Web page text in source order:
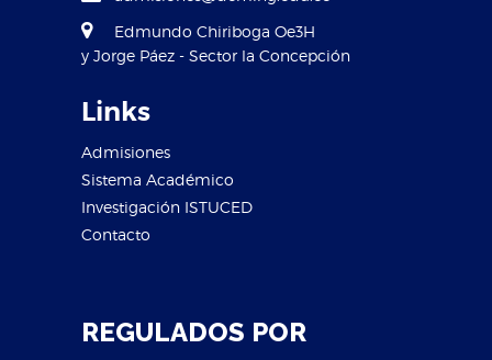
Edmundo Chiriboga Oe3H
y Jorge Páez - Sector la Concepción
Links
Admisiones
Sistema Académico
Investigación ISTUCED
Contacto
REGULADOS POR